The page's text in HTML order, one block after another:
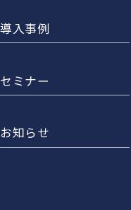
導入事例
セミナー
お知らせ